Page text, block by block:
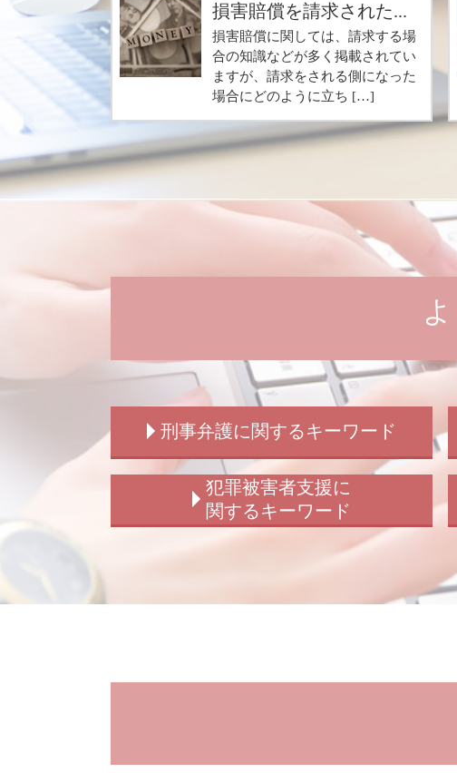
損害賠償を請求された...
損害賠償に関しては、請求する場
合の知識などが多く掲載されてい
ますが、請求をされる側になった
場合にどのように立ち […]
刑事弁護に関するキーワード
刑事事件 時効
刑事弁護 被害者
刑事事件 慰謝料請求
拘禁刑 懲役 違い
犯罪被害者支援に
関するキーワード
犯罪被害給付制度とは